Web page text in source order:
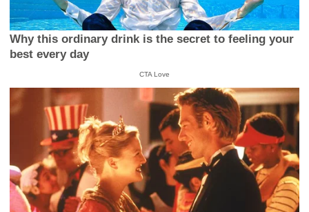
Why this ordinary drink is the secret to feeling your
best every day
CTA Love